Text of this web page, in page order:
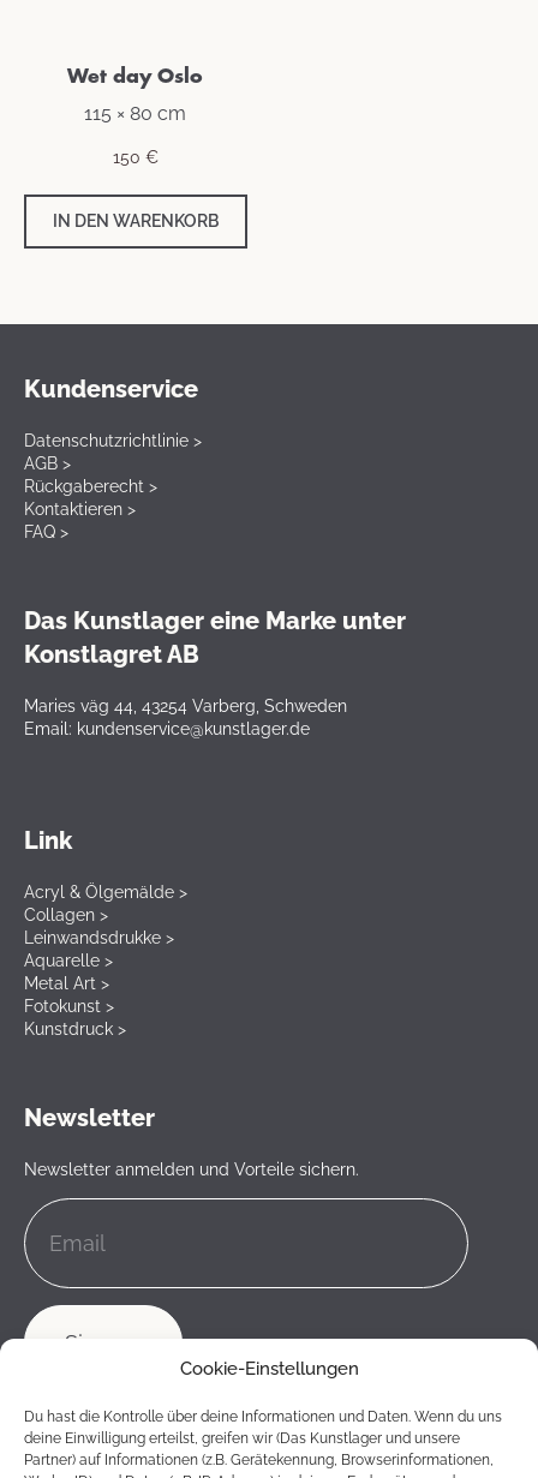
Cookie-Einstellungen
Du hast die Kontrolle über deine Informationen und Daten. Wenn du uns
deine Einwilligung erteilst, greifen wir (Das Kunstlager und unsere
Partner) auf Informationen (z.B. Gerätekennung, Browserinformationen,
Wet day Oslo
115 × 80 cm
150 €
IN DEN WARENKORB
Kundenservice
Datenschutzrichtlinie >
AGB >
Rückgaberecht >
Kontaktieren >
FAQ >
Das Kunstlager eine Marke unter
Konstlagret AB
Maries väg 44, 43254 Varberg, Schweden
Email: kundenservice@kunstlager.de
Link
Acryl & Ölgemälde >
Collagen >
Leinwandsdrukke >
Aquarelle >
Metal Art >
Fotokunst >
Kunstdruck >
Newsletter
Newsletter anmelden und Vorteile sichern.